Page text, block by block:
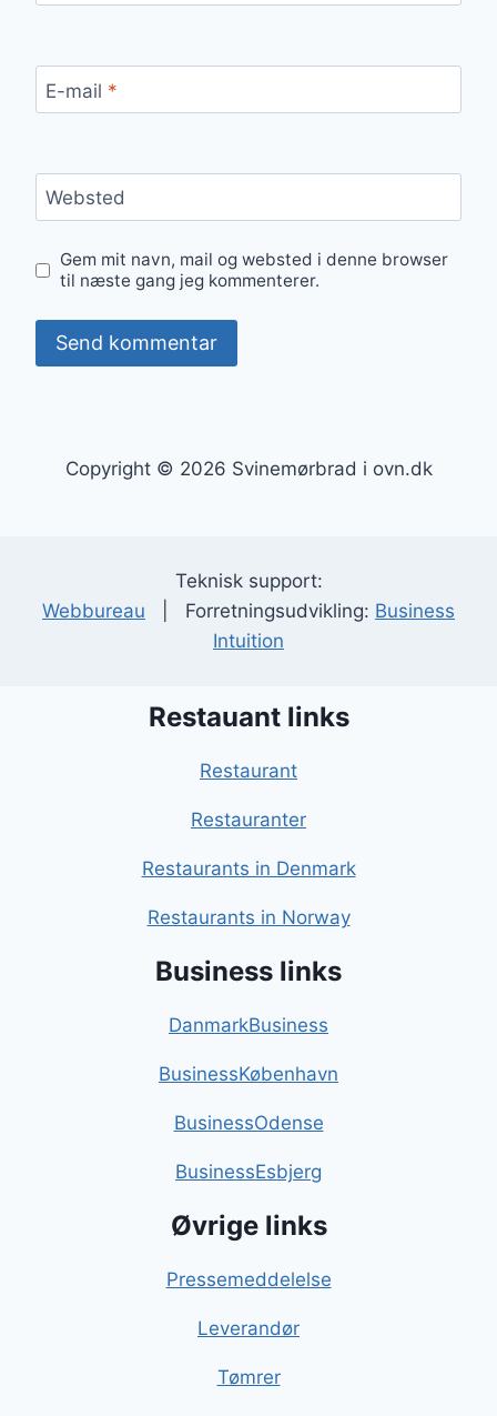
E-mail *
Websted
Gem mit navn, mail og websted i denne browser
til næste gang jeg kommenterer.
Copyright © 2026 Svinemørbrad i ovn.dk
Teknisk support:
Webbureau | Forretningsudvikling: Business
Intuition
Restauant links
Restaurant
Restauranter
Restaurants in Denmark
Restaurants in Norway
Business links
DanmarkBusiness
BusinessKøbenhavn
BusinessOdense
BusinessEsbjerg
Øvrige links
Pressemeddelelse
Leverandør
Tømrer